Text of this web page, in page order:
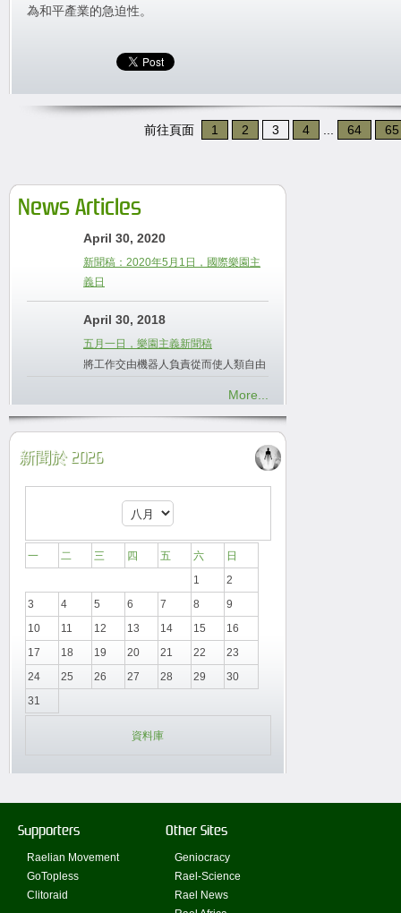
為和平產業的急迫性。
前往頁面 1 2 3 4 64 65
News Articles
April 30, 2020
新聞稿：2020年5月1日，國際樂園主
義日
April 30, 2018
五月一日，樂園主義新聞稿
將工作交由機器人負責從而使人類自由
More...
新聞於 2026
一 二 三 四 五 六
日
1
2
3
4 5 6 7 8
9
10
11 12 13 14 15
16
17
18 19 20 21 22
23
24
25 26 27 28 29
30
31
資料庫
Supporters
Raelian Movement
GoTopless
Clitoraid
Other Sites
Geniocracy
Rael-Science
Rael News